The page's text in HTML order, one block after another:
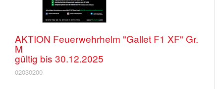
AKTION Feuerwehrhelm "Gallet F1 XF" Gr.
M
gültig bis 30.12.2025
02030200